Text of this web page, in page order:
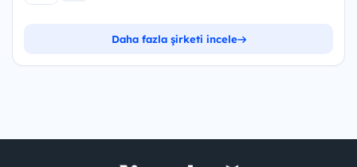
Daha fazla şirketi incele